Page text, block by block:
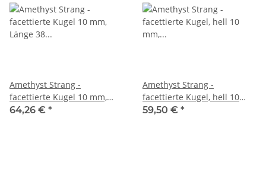
Amethyst Strang -
facettierte Kugel 10 mm,
Länge 38 cm /4117
64,26 € *
Amethyst Strang -
facettierte Kugel, hell 10
mm, Länge 39 cm /4118
59,50 € *